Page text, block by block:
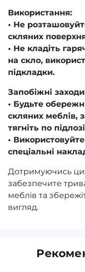
Використання:
• Не
скляних
• Не кладіть
на скло,
підкладки.
Запобіжні
• Будьте
скляних меблів,
тягніть по
•
спеціальні
Дотримуючись
забезпечите
меблів та
вигляд.